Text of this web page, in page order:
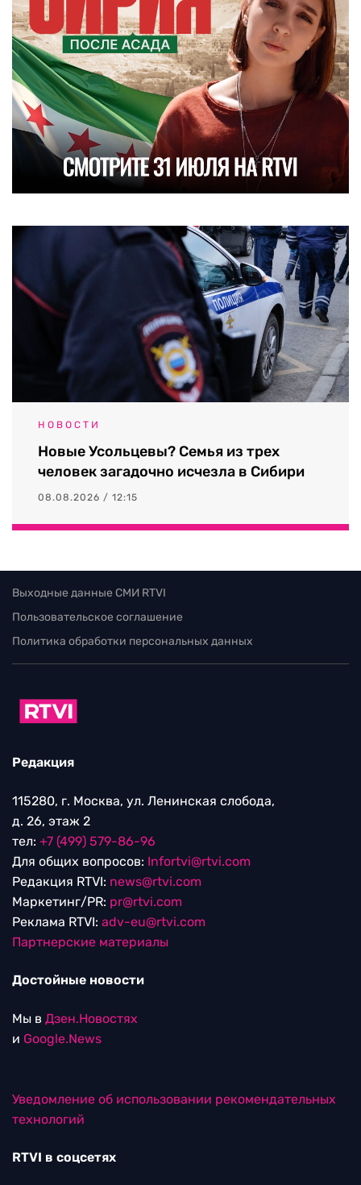
НОВОСТИ
Новые Усольцевы? Семья из трех
человек загадочно исчезла в Сибири
08.08.2026 / 12:15
Выходные данные СМИ RTVI
Пользовательское соглашение
Политика обработки персональных данных
Редакция
115280, г. Москва, ул. Ленинская слобода,
д. 26, этаж 2
тел: +7 (499) 579-86-96
Для общих вопросов: Infortvi@rtvi.com
Редакция RTVI: news@rtvi.com
Маркетинг/PR: pr@rtvi.com
Реклама RTVI: adv-eu@rtvi.com
Партнерские материалы
Достойные новости
Мы в Дзен.Новостях
и Google.News
Уведомление об использовании рекомендательных
технологий
RTVI в соцсетях